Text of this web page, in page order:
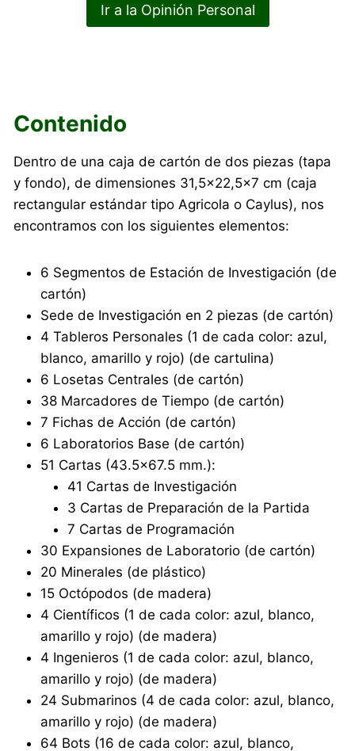
Ir a la Opinión Personal
Contenido
Dentro de una caja de cartón de dos piezas (tapa
y fondo), de dimensiones 31,5×22,5×7 cm (caja
rectangular estándar tipo Agricola o Caylus), nos
encontramos con los siguientes elementos:
6 Segmentos de Estación de Investigación (de
cartón)
Sede de Investigación en 2 piezas (de cartón)
4 Tableros Personales (1 de cada color: azul,
blanco, amarillo y rojo) (de cartulina)
6 Losetas Centrales (de cartón)
38 Marcadores de Tiempo (de cartón)
7 Fichas de Acción (de cartón)
6 Laboratorios Base (de cartón)
51 Cartas (43.5×67.5 mm.):
41 Cartas de Investigación
3 Cartas de Preparación de la Partida
7 Cartas de Programación
30 Expansiones de Laboratorio (de cartón)
20 Minerales (de plástico)
15 Octópodos (de madera)
4 Científicos (1 de cada color: azul, blanco,
amarillo y rojo) (de madera)
4 Ingenieros (1 de cada color: azul, blanco,
amarillo y rojo) (de madera)
24 Submarinos (4 de cada color: azul, blanco,
amarillo y rojo) (de madera)
64 Bots (16 de cada color: azul, blanco,